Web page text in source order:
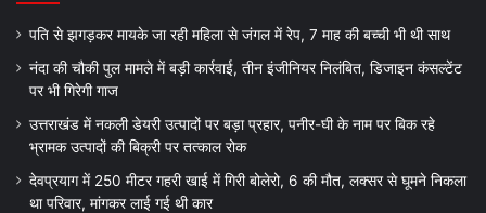
पति से झगड़कर मायके जा रही महिला से जंगल में रेप, 7 माह की बच्ची भी थी साथ
नंदा की चौकी पुल मामले में बड़ी कार्रवाई, तीन इंजीनियर निलंबित, डिजाइन कंसल्टेंट
पर भी गिरेगी गाज
उत्तराखंड में नकली डेयरी उत्पादों पर बड़ा प्रहार, पनीर-घी के नाम पर बिक रहे
भ्रामक उत्पादों की बिक्री पर तत्काल रोक
देवप्रयाग में 250 मीटर गहरी खाई में गिरी बोलेरो, 6 की मौत, लक्सर से घूमने निकला
था परिवार, मांगकर लाई गई थी कार